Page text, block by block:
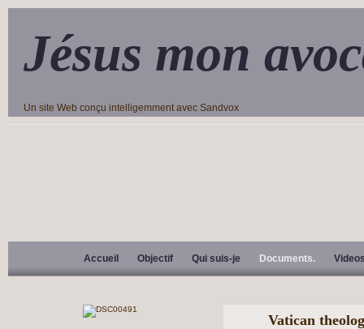
Jésus mon
Un site Web conçu intelligemment avec Sandvox
Accueil Objectif Qui suis-je Documents.
Vatican